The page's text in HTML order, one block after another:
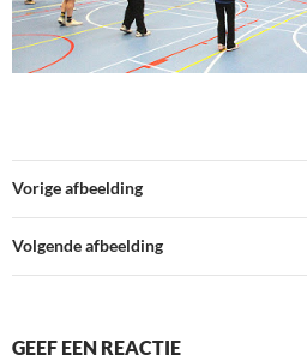
Vorige afbeelding
Volgende afbeelding
GEEF EEN REACTIE